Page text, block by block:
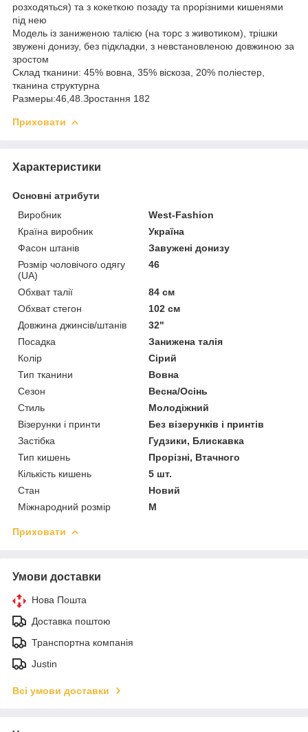
розходяться) та з кокеткою позаду та прорізними кишенями
під нею
Модель із заниженою талією (на торс з животиком), трішки
звужені донизу, без підкладки, з невстановленою довжиною за
зростом
Склад тканини: 45% вовна, 35% віскоза, 20% поліестер,
тканина структурна
Размеры:46,48.Зростання 182
Приховати
Характеристики
Основні атрибути
Виробник
West-Fashion
Країна виробник
Україна
Фасон штанів
Завужені донизу
Розмір чоловічого одягу
(UA)
46
Обхват талії
84 см
Обхват стегон
102 см
Довжина джинсів/штанів
32"
Посадка
Занижена талія
Колір
Сірий
Тип тканини
Вовна
Сезон
Весна/Осінь
Стиль
Молодіжний
Візерунки і принти
Без візерунків і принтів
Застібка
Гудзики, Блискавка
Тип кишень
Прорізні, Втачного
Кількість кишень
5 шт.
Стан
Новий
Міжнародний розмір
M
Приховати
Умови доставки
Нова Пошта
Доставка поштою
Транспортна компанія
Justin
Всі умови доставки